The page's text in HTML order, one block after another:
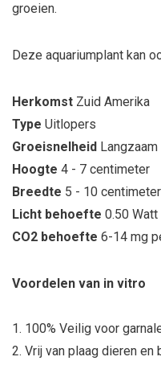
groeien.
Deze aquariumplant kan
Herkomst Zuid Amerika
Type Uitlopers
Groeisnelheid Langzaam
Hoogte 4 - 7 centimeter
Breedte 5 - 10 centimeter
Licht behoefte 0.50
CO2 behoefte 6-14 mg
Voordelen van in vitro
1. 100% Veilig voor
2. Vrij van plaag dieren